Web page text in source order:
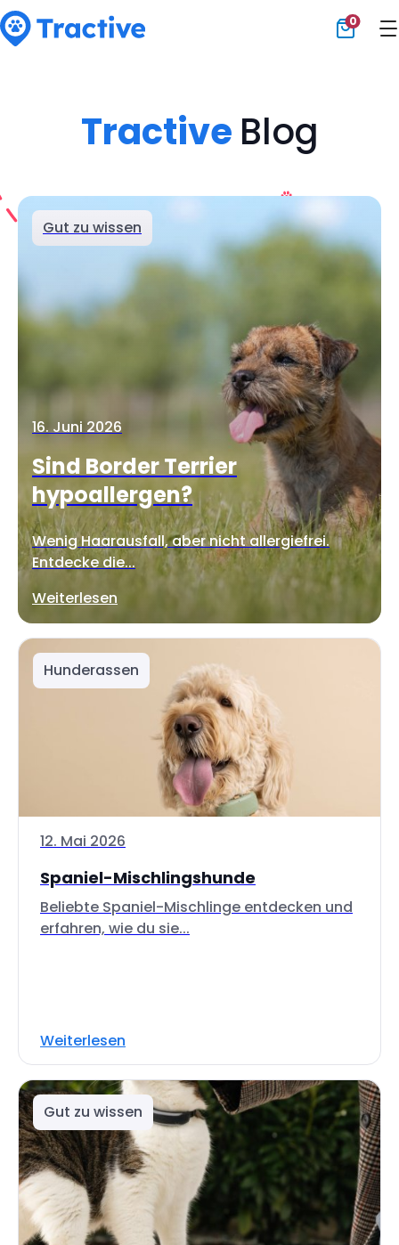
0
Tractive Blog
Gut zu wissen
16. Juni 2026
Sind Border Terrier
hypoallergen?
Wenig Haarausfall, aber nicht allergiefrei.
Entdecke die...
Weiterlesen
Hunderassen
12. Mai 2026
Spaniel-Mischlingshunde
Beliebte Spaniel-Mischlinge entdecken und
erfahren, wie du sie...
Weiterlesen
Gut zu wissen